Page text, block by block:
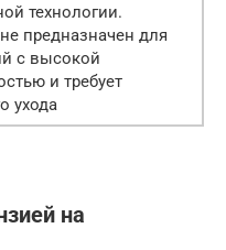
технологии.
предназначен для
с высокой
и требует
ухода
на